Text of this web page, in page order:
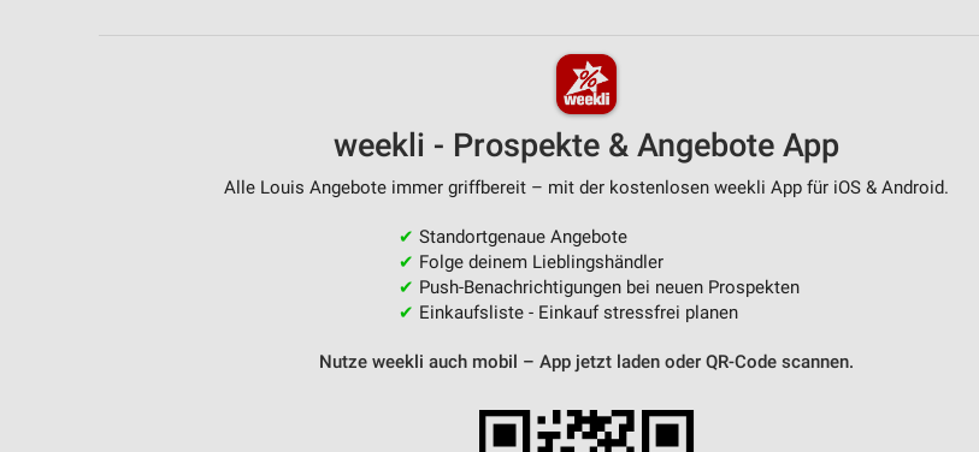
weekli - Prospekte & Angebote App
Alle Louis Angebote immer griffbereit – mit der kostenlosen weekli App für iOS & Android.
✔ Standortgenaue Angebote
✔ Folge deinem Lieblingshändler
✔ Push-Benachrichtigungen bei neuen Prospekten
✔ Einkaufsliste - Einkauf stressfrei planen
Nutze weekli auch mobil – App jetzt laden oder QR-Code scannen.